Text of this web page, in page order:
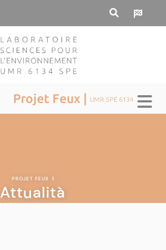
Projet Feux | UMR SPE 6134
PROJET FEUX |
Attualità